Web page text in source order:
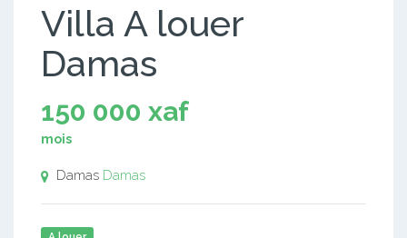
Villa A louer
Damas
150 000 xaf
mois
Damas Damas